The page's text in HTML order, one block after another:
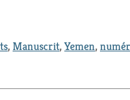
,Manuscrit,Yemen,